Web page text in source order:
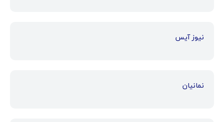
نیوز آیس
نمانیان